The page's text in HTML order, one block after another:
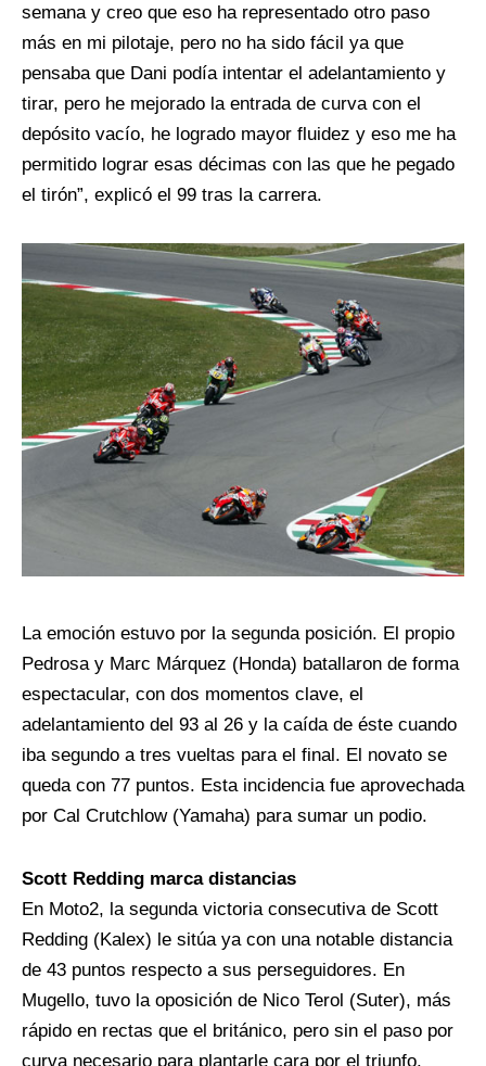
semana y creo que eso ha representado otro paso
más en mi pilotaje, pero no ha sido fácil ya que
pensaba que Dani podía intentar el adelantamiento y
tirar, pero he mejorado la entrada de curva con el
depósito vacío, he logrado mayor fluidez y eso me ha
permitido lograr esas décimas con las que he pegado
el tirón”, explicó el 99 tras la carrera.
La emoción estuvo por la segunda posición. El propio
Pedrosa y Marc Márquez (Honda) batallaron de forma
espectacular, con dos momentos clave, el
adelantamiento del 93 al 26 y la caída de éste cuando
iba segundo a tres vueltas para el final. El novato se
queda con 77 puntos. Esta incidencia fue aprovechada
por Cal Crutchlow (Yamaha) para sumar un podio.
Scott Redding marca distancias
En Moto2, la segunda victoria consecutiva de Scott
Redding (Kalex) le sitúa ya con una notable distancia
de 43 puntos respecto a sus perseguidores. En
Mugello, tuvo la oposición de Nico Terol (Suter), más
rápido en rectas que el británico, pero sin el paso por
curva necesario para plantarle cara por el triunfo.